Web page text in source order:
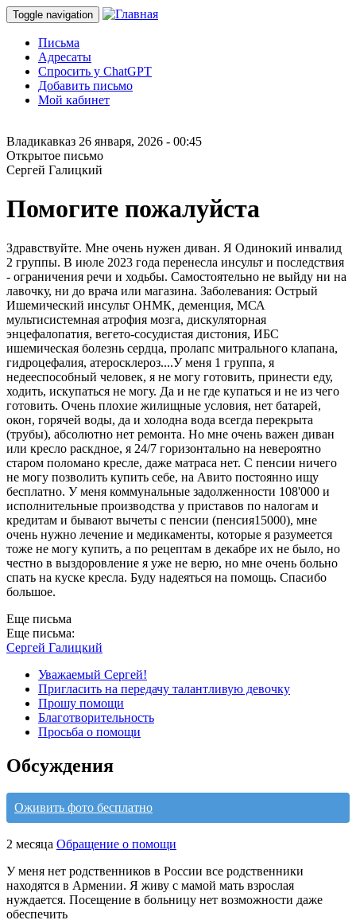
Toggle navigation
Письма
Адресаты
Спросить у ChatGPT
Добавить письмо
Мой кабинет
Владикавказ 26 января, 2026 - 00:45
Открытое письмо
Сергей Галицкий
Помогите пожалуйста
Здравствуйте. Мне очень нужен диван. Я Одинокий инвалид
2 группы. В июле 2023 года перенесла инсульт и последствия
- ограничения речи и ходьбы. Самостоятельно не выйду ни на
лавочку, ни до врача или магазина. Заболевания: Острый
Ишемический инсульт ОНМК, деменция, МСА
мультисистемная атрофия мозга, дискуляторная
энцефалопатия, вегето-сосудистая дистония, ИБС
ишемическая болезнь сердца, пролапс митрального клапана,
гидроцефалия, атеросклероз....У меня 1 группа, я
недееспособный человек, я не могу готовить, принести еду,
ходить, искупаться не могу. Да и не где купаться и не из чего
готовить. Очень плохие жилищные условия, нет батарей,
окон, горячей воды, да и холодна вода всегда перекрыта
(трубы), абсолютно нет ремонта. Но мне очень важен диван
или кресло раскдное, я 24/7 горизонтально на невероятно
старом поломано кресле, даже матраса нет. С пенсии ничего
не могу позволить купить себе, на Авито постоянно ищу
бесплатно. У меня коммунальные задолженности 108'000 и
исполнительные производства у приставов по налогам и
кредитам и бывают вычеты с пенсии (пенсия15000), мне
очень нужно лечение и медикаменты, которые я разумеется
тоже не могу купить, а по рецептам в декабре их не было, но
честно в выздоровление я уже не верю, но мне очень больно
спать на куске кресла. Буду надеяться на помощь. Спасибо
большое.
Еще письма
Еще письма:
Сергей Галицкий
Уважаемый Сергей!
Пригласить на передачу талантливую девочку
Прошу помощи
Благотворительность
Просьба о помощи
Обсуждения
Оживить фото бесплатно
2 месяца Обращение о помощи
У меня нет родственников в России все родственники
находятся в Армении. Я живу с мамой мать взрослая
нуждается. Посещение в больницу нет возможности даже
обеспечить